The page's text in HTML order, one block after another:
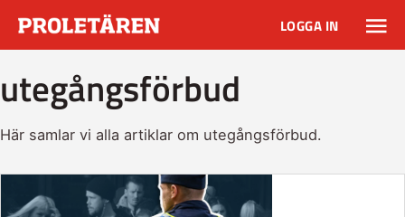
LOGGA IN
utegångsförbud
Här samlar vi alla artiklar om utegångsförbud.